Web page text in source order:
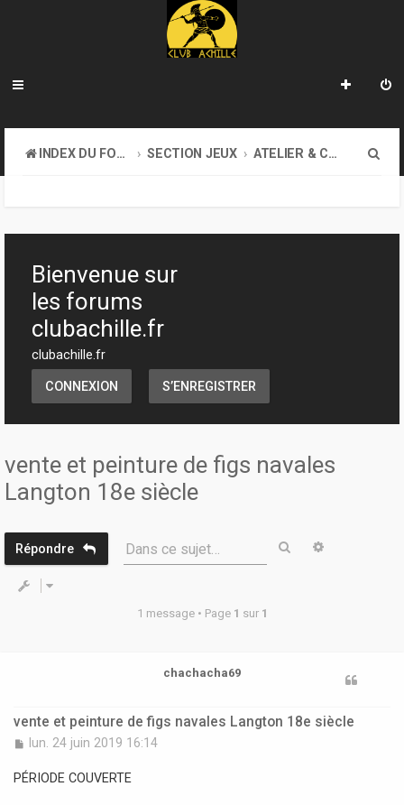
INDEX DU FORUM SECTION JEUX ATELIER & CRÉATION
h
Bienvenue sur
les forums
clubachille.fr
clubachille.fr
CONNEXION S’ENREGISTRER
vente et peinture de figs navales
Langton 18e siècle
Répondre Dans ce sujet… Rechercher
1 message • Page 1 sur 1
chachacha69
vente et peinture de figs navales Langton 18e siècle
M
s
lun. 24 juin 2019 16:14
PÉRIODE COUVERTE